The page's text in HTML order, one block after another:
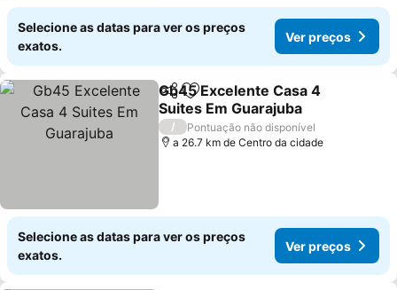
Selecione as datas para ver os preços
exatos.
Ver preços
PartilharAdicionar aos favoritos
Gb45 Excelente Casa 4
Suites Em Guarajuba
Ver preços
/
Pontuação não disponível
a 26.7 km de Centro da cidade
Selecione as datas para ver os preços
exatos.
Ver preços